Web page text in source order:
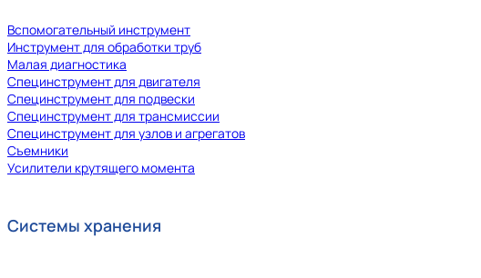
Вспомогательный инструмент
Инструмент для обработки труб
Малая диагностика
Специнструмент для двигателя
Специнструмент для подвески
Специнструмент для трансмиссии
Специнструмент для узлов и агрегатов
Съемники
Усилители крутящего момента
Системы хранения